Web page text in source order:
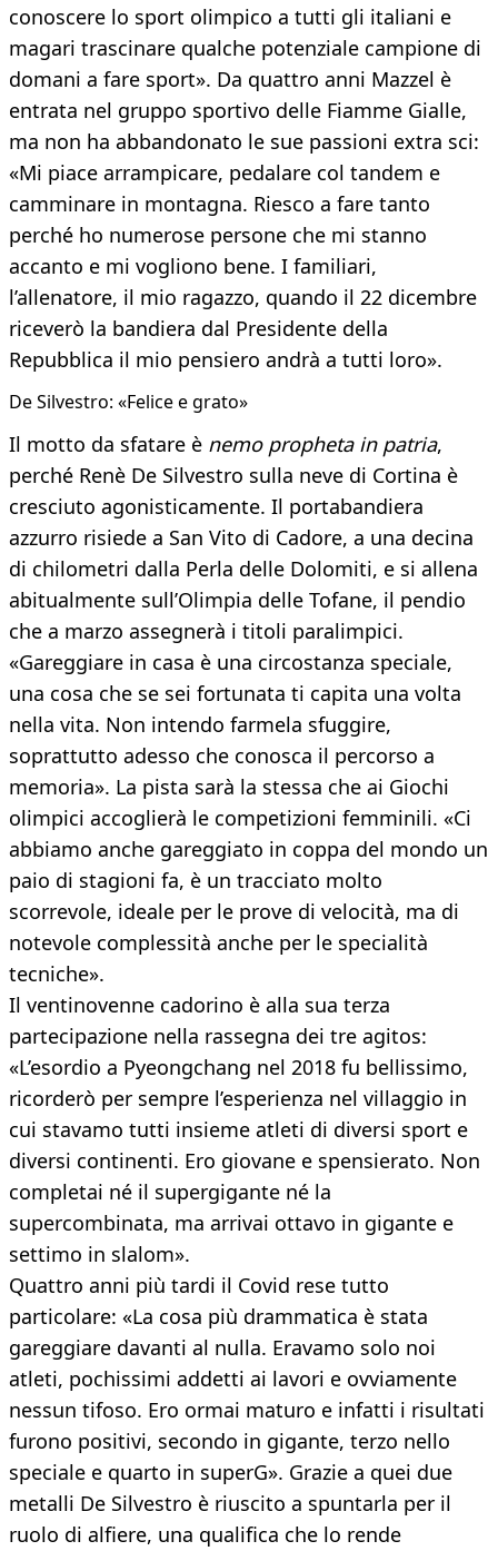
conoscere lo sport olimpico a tutti gli italiani e
magari trascinare qualche potenziale campione di
domani a fare sport». Da quattro anni Mazzel è
entrata nel gruppo sportivo delle Fiamme Gialle,
ma non ha abbandonato le sue passioni extra sci:
«Mi piace arrampicare, pedalare col tandem e
camminare in montagna. Riesco a fare tanto
perché ho numerose persone che mi stanno
accanto e mi vogliono bene. I familiari,
l’allenatore, il mio ragazzo, quando il 22 dicembre
riceverò la bandiera dal Presidente della
Repubblica il mio pensiero andrà a tutti loro».
De Silvestro: «Felice e grato»
Il motto da sfatare è nemo propheta in patria,
perché Renè De Silvestro sulla neve di Cortina è
cresciuto agonisticamente. Il portabandiera
azzurro risiede a San Vito di Cadore, a una decina
di chilometri dalla Perla delle Dolomiti, e si allena
abitualmente sull’Olimpia delle Tofane, il pendio
che a marzo assegnerà i titoli paralimpici.
«Gareggiare in casa è una circostanza speciale,
una cosa che se sei fortunata ti capita una volta
nella vita. Non intendo farmela sfuggire,
soprattutto adesso che conosca il percorso a
memoria». La pista sarà la stessa che ai Giochi
olimpici accoglierà le competizioni femminili. «Ci
abbiamo anche gareggiato in coppa del mondo un
paio di stagioni fa, è un tracciato molto
scorrevole, ideale per le prove di velocità, ma di
notevole complessità anche per le specialità
tecniche».
Il ventinovenne cadorino è alla sua terza
partecipazione nella rassegna dei tre agitos:
«L’esordio a Pyeongchang nel 2018 fu bellissimo,
ricorderò per sempre l’esperienza nel villaggio in
cui stavamo tutti insieme atleti di diversi sport e
diversi continenti. Ero giovane e spensierato. Non
completai né il supergigante né la
supercombinata, ma arrivai ottavo in gigante e
settimo in slalom».
Quattro anni più tardi il Covid rese tutto
particolare: «La cosa più drammatica è stata
gareggiare davanti al nulla. Eravamo solo noi
atleti, pochissimi addetti ai lavori e ovviamente
nessun tifoso. Ero ormai maturo e infatti i risultati
furono positivi, secondo in gigante, terzo nello
speciale e quarto in superG». Grazie a quei due
metalli De Silvestro è riuscito a spuntarla per il
ruolo di alfiere, una qualifica che lo rende